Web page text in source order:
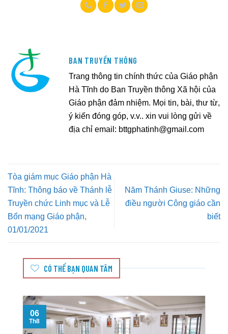
BAN TRUYỀN THÔNG
Trang thông tin chính thức của Giáo phận
Hà Tĩnh do Ban Truyền thông Xã hội của
Giáo phận đảm nhiệm. Mọi tin, bài, thư từ,
ý kiến đóng góp, v.v.. xin vui lòng gửi về
địa chỉ email: bttgphatinh@gmail.com
Tòa giám mục Giáo phận Hà
Tĩnh: Thông báo về Thánh lễ
Truyền chức Linh mục và Lễ
Bổn mạng Giáo phận,
01/01/2021
Năm Thánh Giuse: Những
điều người Công giáo cần
biết
CÓ THỂ BẠN QUAN TÂM
06
Th8